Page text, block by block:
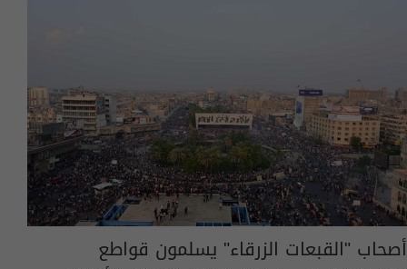
أصحاب "القبعات الزرقاء" يسلمون قواطع